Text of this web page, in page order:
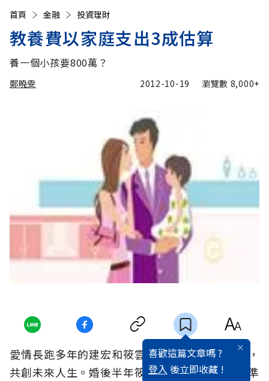
首頁 金融 投資理財
教養費以家庭支出3成估算
養一個小孩要800萬？
鄭曉雯 2012-10-19 瀏覽數 8,000+
喜歡這篇文章嗎 ?
登入 後立即收藏 !
愛情長跑多年的建宏和筱雲，決定攜手步入禮堂，
共創未來人生。婚後半年筱雲懷孕了，兩人欣喜準